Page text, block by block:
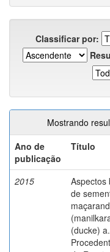
Classificar por:
Mostrando
Ano de
publicação
Título
2015
Aspectos
de
(ducke)